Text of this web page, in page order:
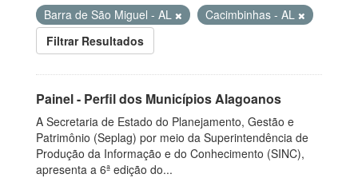
Barra de São Miguel - AL
Cacimbinhas - AL
Filtrar Resultados
Painel - Perfil dos Municípios Alagoanos
A Secretaria de Estado do Planejamento, Gestão e
Patrimônio (Seplag) por meio da Superintendência de
Produção da Informação e do Conhecimento (SINC),
apresenta a 6ª edição do...